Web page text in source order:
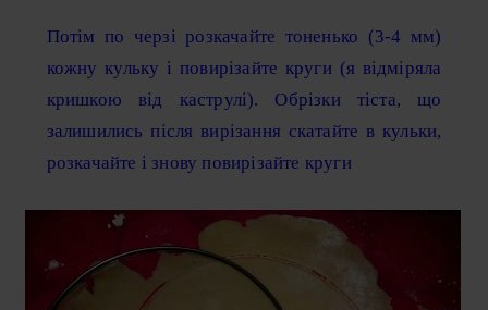
Потім по черзі розкачайте тоненько (3-4 мм)
кожну кульку і повирізайте круги (я відміряла
кришкою від каструлі). Обрізки тіста, що
залишились після вирізання скатайте в кульки,
розкачайте і знову повирізайте круги